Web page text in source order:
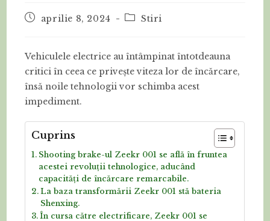
Postaprilie 8, 2024
PostStiri
Vehiculele electrice au întâmpinat întotdeauna
critici în ceea ce privește viteza lor de încărcare,
însă noile tehnologii vor schimba acest
impediment.
Cuprins
Shooting brake-ul Zeekr 001 se află în fruntea
acestei revoluții tehnologice, aducând
capacități de încărcare remarcabile.
La baza transformării Zeekr 001 stă bateria
Shenxing.
În cursa către electrificare, Zeekr 001 se